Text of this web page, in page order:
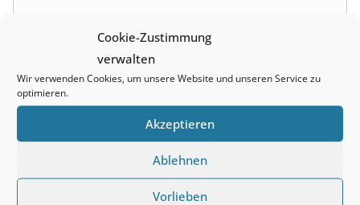
Cookie-Zustimmung
verwalten
Wir verwenden Cookies, um unsere Website und unseren Service zu
optimieren.
Akzeptieren
Ablehnen
Vorlieben